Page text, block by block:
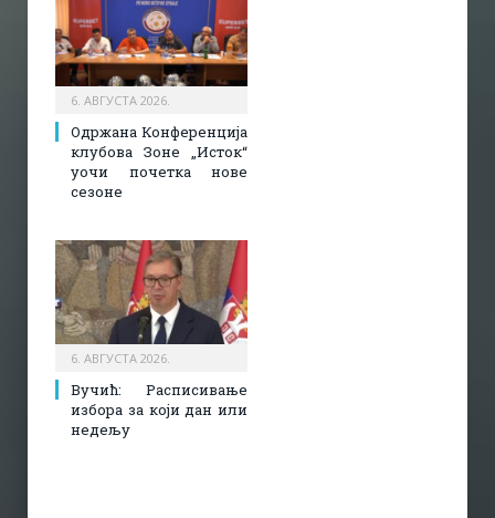
6. АВГУСТА 2026.
Одржана Конференција
клубова Зоне „Исток“
уочи почетка нове
сезоне
6. АВГУСТА 2026.
Вучић: Расписивање
избора за који дан или
недељу